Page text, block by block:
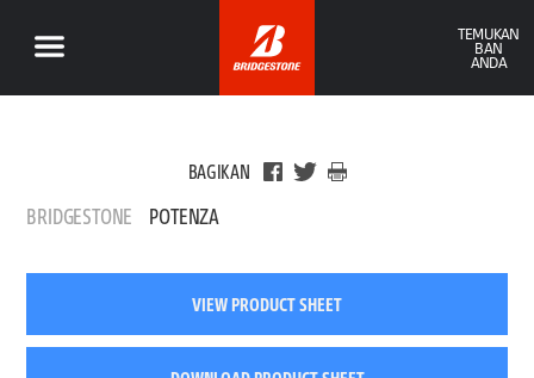
TEMUKAN
BAN
ANDA
BAGIKAN
BRIDGESTONE POTENZA
VIEW PRODUCT SHEET